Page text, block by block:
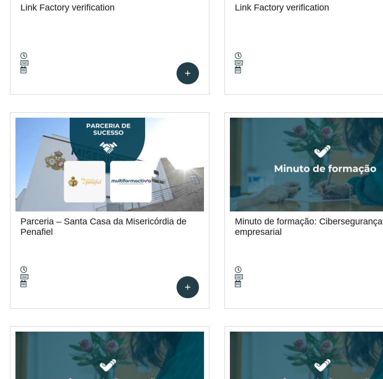
Link Factory verification
+
Link Factory verification
Parceria – Santa Casa da Misericórdia de
Penafiel
+
Minuto de formação: Cibersegurança
empresarial